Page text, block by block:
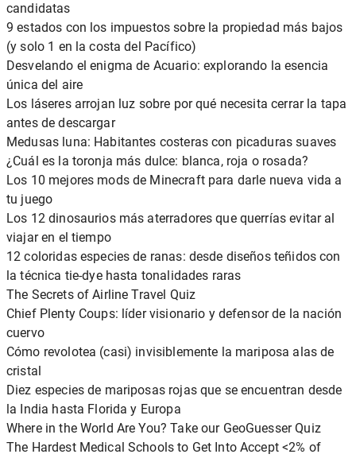
candidatas
9 estados con los impuestos sobre la propiedad más bajos
(y solo 1 en la costa del Pacífico)
Desvelando el enigma de Acuario: explorando la esencia
única del aire
Los láseres arrojan luz sobre por qué necesita cerrar la tapa
antes de descargar
Medusas luna: Habitantes costeras con picaduras suaves
¿Cuál es la toronja más dulce: blanca, roja o rosada?
Los 10 mejores mods de Minecraft para darle nueva vida a
tu juego
Los 12 dinosaurios más aterradores que querrías evitar al
viajar en el tiempo
12 coloridas especies de ranas: desde diseños teñidos con
la técnica tie-dye hasta tonalidades raras
The Secrets of Airline Travel Quiz
Chief Plenty Coups: líder visionario y defensor de la nación
cuervo
Cómo revolotea (casi) invisiblemente la mariposa alas de
cristal
Diez especies de mariposas rojas que se encuentran desde
la India hasta Florida y Europa
Where in the World Are You? Take our GeoGuesser Quiz
The Hardest Medical Schools to Get Into Accept <2% of